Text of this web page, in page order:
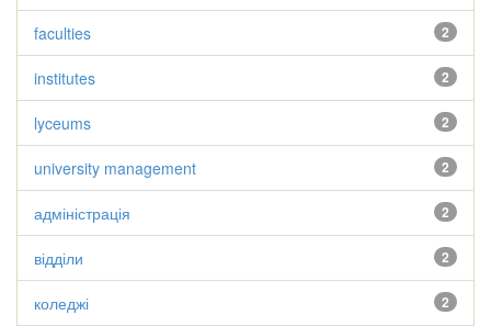
2
faculties
2
institutes
2
lyceums
2
university management
2
адміністрація
2
відділи
2
коледжі